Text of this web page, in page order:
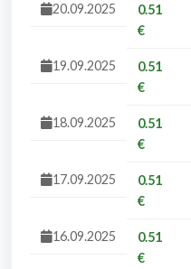
20.09.2025
0.51
€
19.09.2025
0.51
€
18.09.2025
0.51
€
17.09.2025
0.51
€
16.09.2025
0.51
€